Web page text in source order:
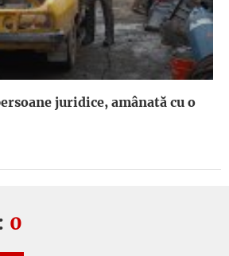
juridice, amânată cu o
0